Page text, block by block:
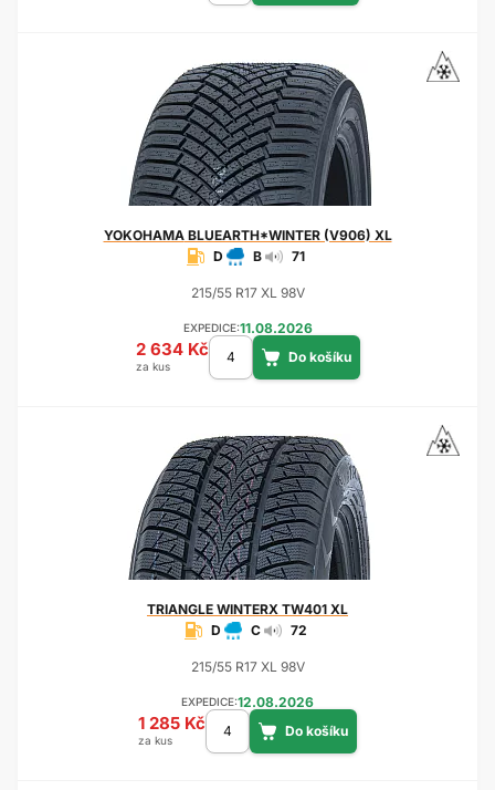
YOKOHAMABLUEARTH*WINTER (V906) XL
D
B 71
215/55 R17 XL 98V
EXPEDICE:11.08.2026
2 634 Kč
za kus
TRIANGLE WINTERX TW401 XL
D
C 72
215/55 R17 XL 98V
EXPEDICE:12.08.2026
1 285 Kč
za kus